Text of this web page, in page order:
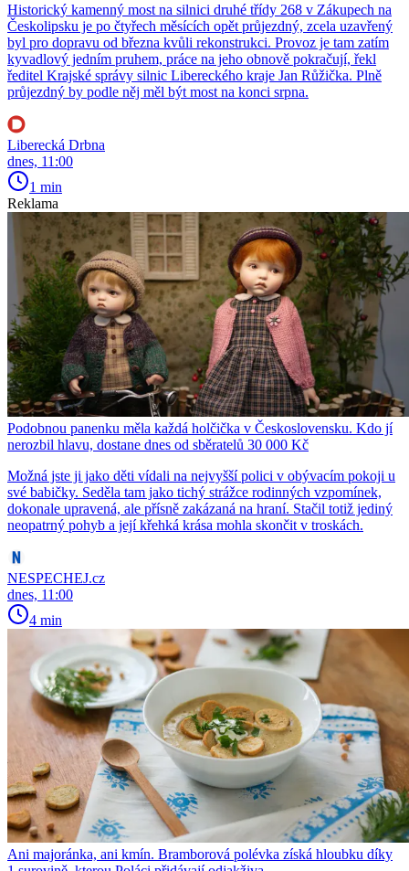
Historický kamenný most na silnici druhé třídy 268 v Zákupech na
Českolipsku je po čtyřech měsících opět průjezdný, zcela uzavřený
byl pro dopravu od března kvůli rekonstrukci. Provoz je tam zatím
kyvadlový jedním pruhem, práce na jeho obnově pokračují, řekl
ředitel Krajské správy silnic Libereckého kraje Jan Růžička. Plně
průjezdný by podle něj měl být most na konci srpna.
Liberecká Drbna
dnes, 11:00
1 min
Reklama
Podobnou panenku měla každá holčička v Československu. Kdo jí
nerozbil hlavu, dostane dnes od sběratelů 30 000 Kč
Možná jste ji jako děti vídali na nejvyšší polici v obývacím pokoji u
své babičky. Seděla tam jako tichý strážce rodinných vzpomínek,
dokonale upravená, ale přísně zakázaná na hraní. Stačil totiž jediný
neopatrný pohyb a její křehká krása mohla skončit v troskách.
NESPECHEJ.cz
dnes, 11:00
4 min
Ani majoránka, ani kmín. Bramborová polévka získá hloubku díky